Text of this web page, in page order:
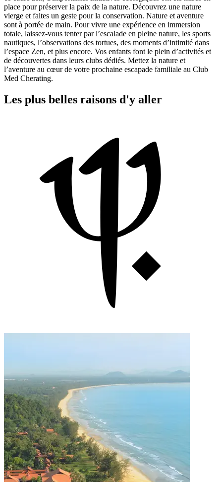
place pour préserver la paix de la nature. Découvrez une nature
vierge et faites un geste pour la conservation. Nature et aventure
sont à portée de main. Pour vivre une expérience en immersion
totale, laissez-vous tenter par l’escalade en pleine nature, les sports
nautiques, l’observations des tortues, des moments d’intimité dans
l’espace Zen, et plus encore. Vos enfants font le plein d’activités et
de découvertes dans leurs clubs dédiés. Mettez la nature et
l’aventure au cœur de votre prochaine escapade familiale au Club
Med Cherating.
Les plus belles raisons d'y aller